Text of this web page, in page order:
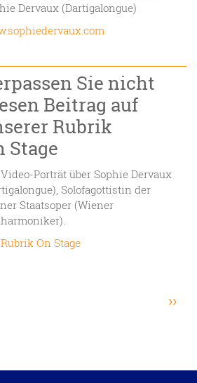
Dervaux (Dartigalongue)
Sie nicht
Beitrag auf
Rubrik
Stage
Porträt über Sophie Dervaux
Solofagottistin der
Staatsoper (Wiener
On Stage
››